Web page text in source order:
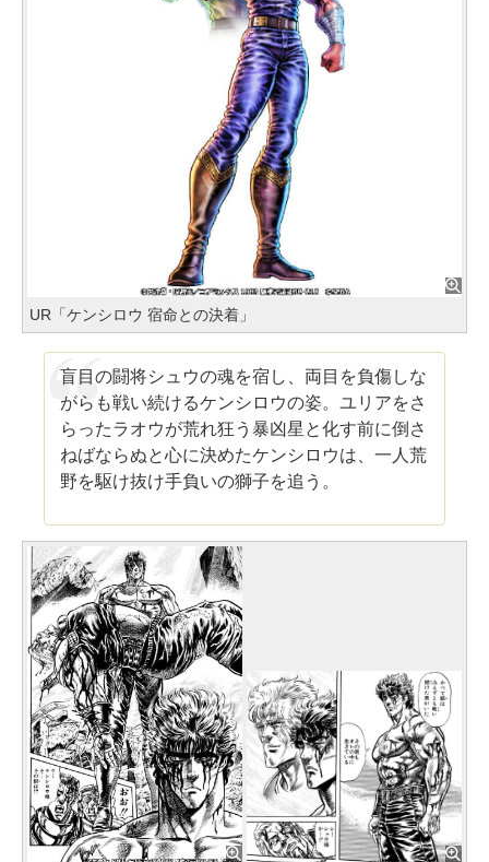
UR「ケンシロウ 宿命との決着」
盲目の闘将シュウの魂を宿し、両目を負傷しな
がらも戦い続けるケンシロウの姿。ユリアをさ
らったラオウが荒れ狂う暴凶星と化す前に倒さ
ねばならぬと心に決めたケンシロウは、一人荒
野を駆け抜け手負いの獅子を追う。